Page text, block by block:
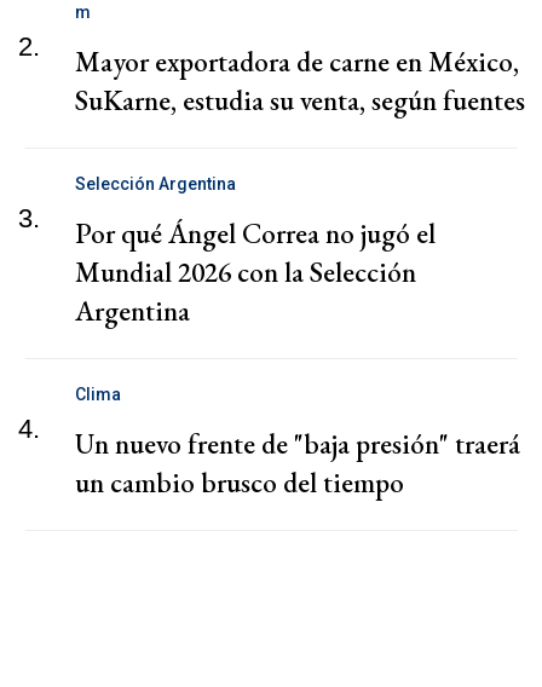
2.
m
Mayor exportadora de carne en México,
SuKarne, estudia su venta, según fuentes
3.
Selección Argentina
Por qué Ángel Correa no jugó el
Mundial 2026 con la Selección
Argentina
4.
Clima
Un nuevo frente de "baja presión" traerá
un cambio brusco del tiempo